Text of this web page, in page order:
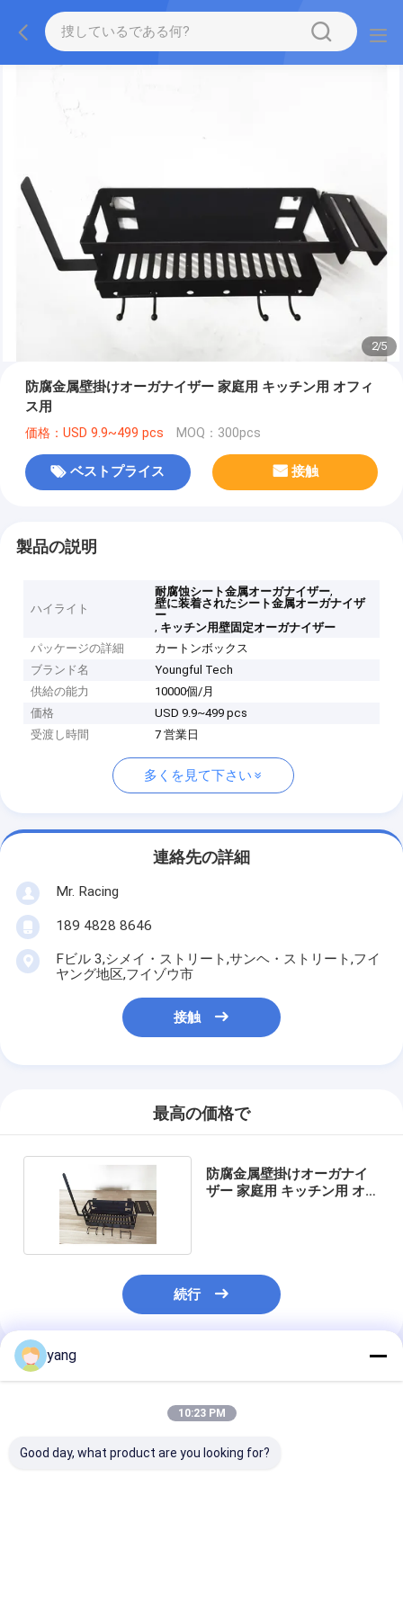
2/5
防腐金属壁掛けオーガナイザー 家庭用 キッチン用 オフィ
ス用
価格：USD 9.9~499 pcs MOQ：300pcs
ベストプライス 接触
製品の説明
ハイライト
耐腐蚀シート金属オーガナイザー,
壁に装着されたシート金属オーガナイザ
ー
, キッチン用壁固定オーガナイザー
パッケージの詳細
カートンボックス
ブランド名
Youngful Tech
供給の能力
10000個/月
価格
USD 9.9~499 pcs
受渡し時間
7 営業日
多くを見て下さい
連絡先の詳細
Mr. Racing
189 4828 8646
Fビル 3,シメイ・ストリート,サンヘ・ストリート,フイ
ヤング地区,フイゾウ市
接触
最高の価格で
防腐金属壁掛けオーガナイ
ザー 家庭用 キッチン用 オフ
続行
推薦されたプロダクト
yang
10:23 PM
Good day, what product are you looking for?